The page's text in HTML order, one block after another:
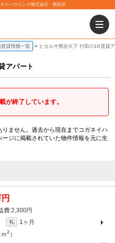
イハウジング株式会社 熊谷店
貸情報一覧 ヒカルサ熊谷久下 行田の1K賃貸
アパート
が終了しています。
ません。過去から現在までコガネイハ
ジに掲載されていた物件情報を元に生
2,300円
礼
1ヶ月
2 ）